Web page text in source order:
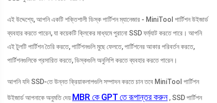
এই উদ্দেশ্যে, আপনি একটি শক্তিশালী ডিস্ক পার্টিশন ম্যানেজার - MiniTool পার্টিশন উইজার্ড
ব্যবহার করতে পারেন, যা কয়েকটি ক্লিকের মাধ্যমে পুরানো SSD ফর্ম্যাট করতে পারে। আপনি
এই টুলটি পার্টিশন তৈরি করতে, পার্টিশনগুলি মুছে ফেলতে, পার্টিশনের আকার পরিবর্তন করতে,
পার্টিশনগুলিকে প্রসারিত করতে, ডিস্কগুলি অনুলিপি করতে ব্যবহার করতে পারেন।
আপনি যদি SSD-তে উন্নত ক্রিয়াকলাপগুলি সম্পাদন করতে চান তবে MiniTool পার্টিশন
উইজার্ড আপনাকে অনুমতি দেয় MBR কে GPT তে রূপান্তর করুন , SSD পার্টিশন